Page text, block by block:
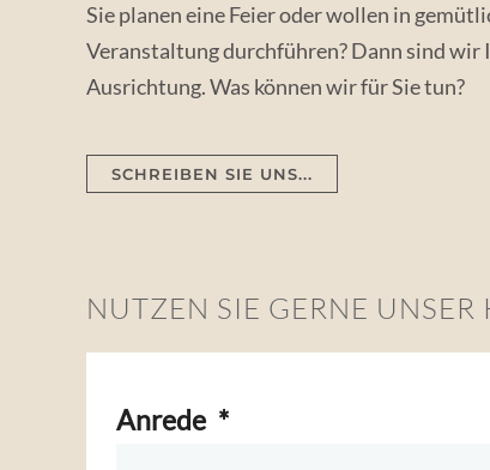
Sie planen eine Feier oder wollen in
Veranstaltung durchführen? Dann sind
Ausrichtung. Was können wir für Sie tun?
SCHREIBEN SIE UNS...
NUTZEN SIE GERNE
Anrede *